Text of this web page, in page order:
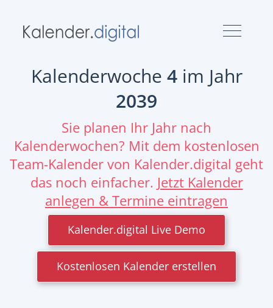
Kalenderwoche 4im Jahr
2039
Sie planen Ihr Jahr nach
Kalenderwochen? Mit dem kostenlosen
Team-Kalender von Kalender.digital geht
das noch einfacher. Jetzt Kalender
anlegen & Termine eintragen
Kalender.digital Live Demo
Kostenlosen Kalender erstellen